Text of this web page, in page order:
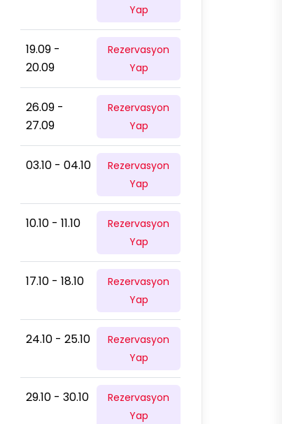
Yap
19.09 -
20.09
Rezervasyon
Yap
26.09 -
27.09
Rezervasyon
Yap
03.10 - 04.10
Rezervasyon
Yap
10.10 - 11.10
Rezervasyon
Yap
17.10 - 18.10
Rezervasyon
Yap
24.10 - 25.10
Rezervasyon
Yap
29.10 - 30.10
Rezervasyon
Yap